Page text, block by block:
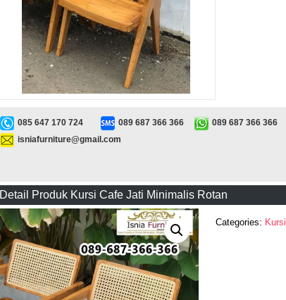
085 647 170 724 089 687 366 366 089 687 366 366
isniafurniture@gmail.com
Detail Produk Kursi Cafe Jati Minimalis Rotan
Categories: Kursi